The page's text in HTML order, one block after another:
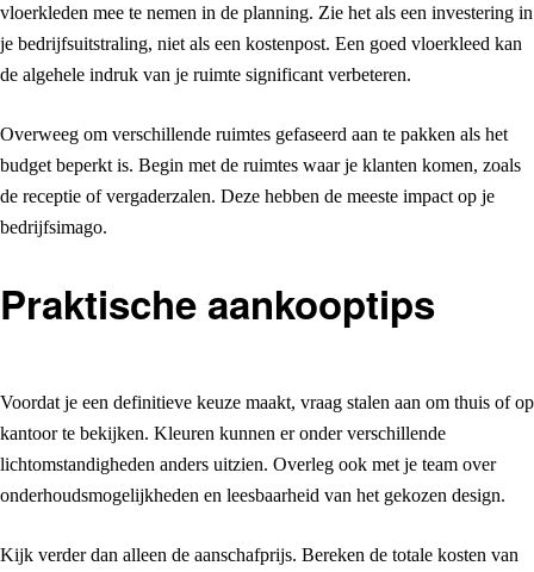
vloerkleden mee te nemen in de planning. Zie het als een investering in
je bedrijfsuitstraling, niet als een kostenpost. Een goed vloerkleed kan
de algehele indruk van je ruimte significant verbeteren.
Overweeg om verschillende ruimtes gefaseerd aan te pakken als het
budget beperkt is. Begin met de ruimtes waar je klanten komen, zoals
de receptie of vergaderzalen. Deze hebben de meeste impact op je
bedrijfsimago.
Praktische aankooptips
Voordat je een definitieve keuze maakt, vraag stalen aan om thuis of op
kantoor te bekijken. Kleuren kunnen er onder verschillende
lichtomstandigheden anders uitzien. Overleg ook met je team over
onderhoudsmogelijkheden en leesbaarheid van het gekozen design.
Kijk verder dan alleen de aanschafprijs. Bereken de totale kosten van